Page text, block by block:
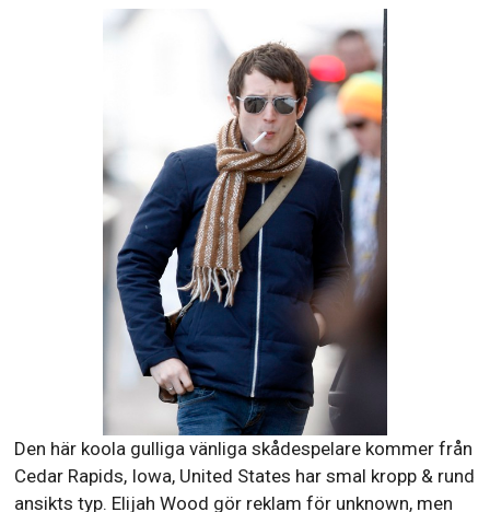
Den här koola gulliga vänliga skådespelare kommer från
Cedar Rapids, Iowa, United States har smal kropp & rund
ansikts typ. Elijah Wood gör reklam för unknown, men